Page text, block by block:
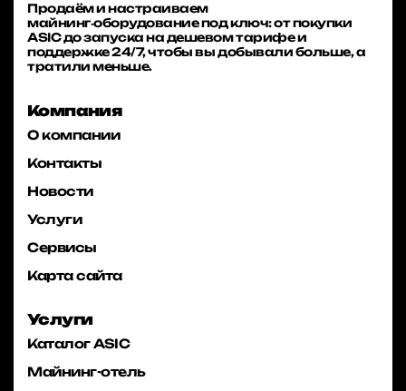
Продаём и настраиваем
майнинг‑оборудование под ключ: от покупки
ASIC до запуска на дешевом тарифе и
поддержке 24/7, чтобы вы добывали больше, а
тратили меньше.
Компания
О компании
Контакты
Новости
Услуги
Сервисы
Карта сайта
Услуги
Каталог ASIC
Майнинг-отель